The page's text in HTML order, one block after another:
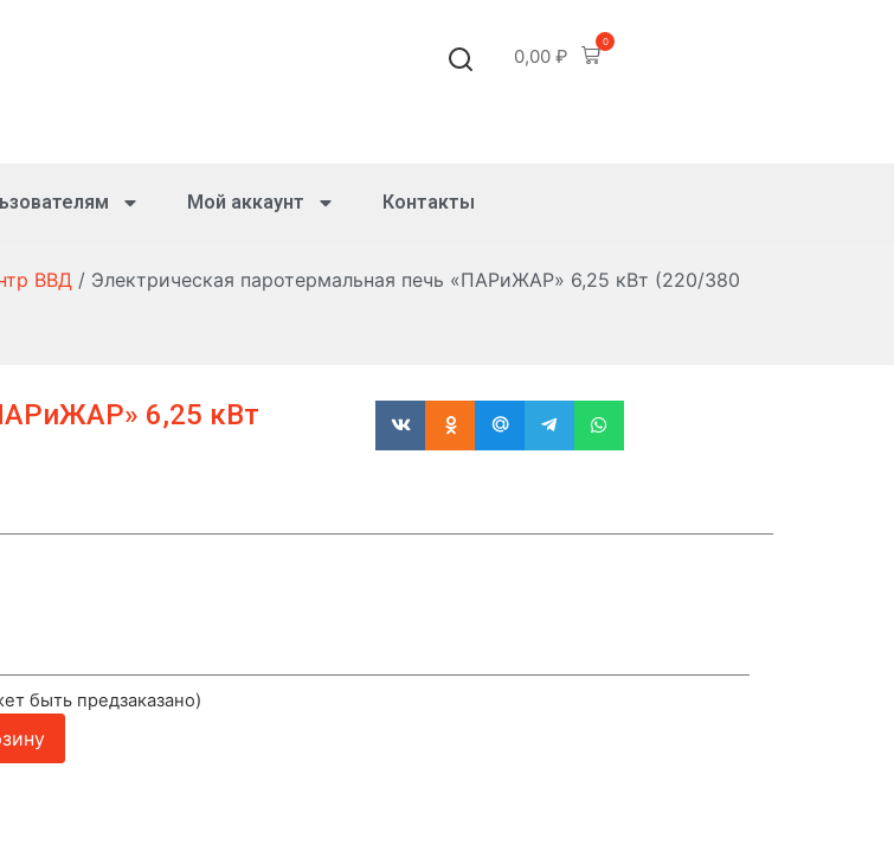
0,00 ₽
0
Мой аккаунт Контакты
ВВД / Электрическая паротермальная печь «ПАРиЖАР» 6,25 кВт (220/380
6,25 кВт
быть предзаказано)